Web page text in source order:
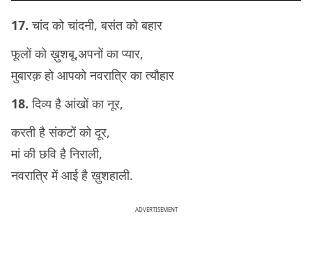
17. चांद को चांदनी, बसंत को बहार
फूलों को ख़ुशबू,अपनों का प्यार,
मुबारक़ हो आपको नवरात्रि का त्यौहार
18.दिव्य है आंखों का नूर,
करती है संकटों को दूर,
मां की छवि है निराली,
नवरात्रि में आई है ख़ुशहाली.
ADVERTISEMENT